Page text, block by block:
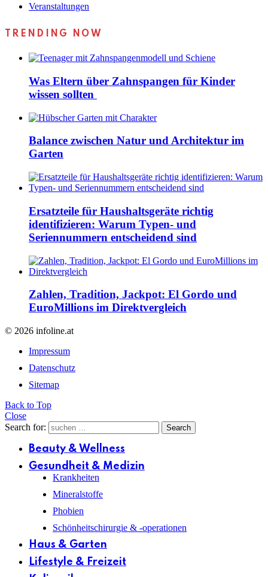
Veranstaltungen
TRENDING NOW
Was Eltern über Zahnspangen für Kinder
wissen sollten
Balance zwischen Natur und Architektur im
Garten
Ersatzteile für Haushaltsgeräte richtig
identifizieren: Warum Typen- und
Seriennummern entscheidend sind
Zahlen, Tradition, Jackpot: El Gordo und
EuroMillions im Direktvergleich
© 2026 infoline.at
Impressum
Datenschutz
Sitemap
Back to Top
Close
Search for:
Search
Beauty & Wellness
Gesundheit & Medizin
Krankheiten
Mineralstoffe
Phobien
Schönheitschirurgie & -operationen
Haus & Garten
Lifestyle & Freizeit